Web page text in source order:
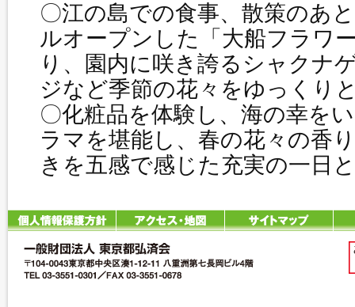
〇江の島での食事、散策のあ
ルオープンした「大船フラワ
り、園内に咲き誇るシャクナ
ジなど季節の花々をゆっくり
〇化粧品を体験し、海の幸を
ラマを堪能し、春の花々の香
きを五感で感じた充実の一日